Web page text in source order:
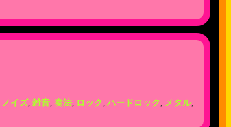
ノイズ, 雑音, 奏法, ロック, ハードロック, メタル,